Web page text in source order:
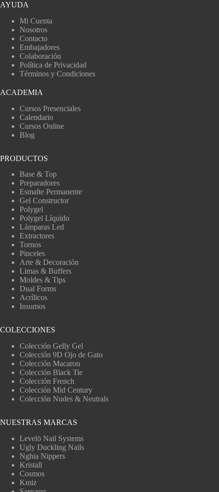
AYUDA
Mi Cuenta
Nosotros
Contacto
Embajadores
Colaboración
Política de Privacidad
Términos y Condiciones
ACADEMIA
Cursos Presenciales
Calendario
Cursos Online
Blog
PRODUCTOS
Base & Top
Preparadores
Esmalte Permanente
Gel Constructor
Polygel
Polygel Líquido
Lámparas Led
Extractores
Tornos
Pinceles
Arte & Decoración
Limas & Buffers
Moldes & Tips
Dual Forms
Acrílicos
Insumos
COLECCIONES
Colección Gelly Gel
Colección 9D Ojo de Gato
Colección Macaron
Colección Black Tie
Colección French
Colección Mid Century
Colección Nudes & Neutrals
NUESTRAS MARCAS
Levelō Nail Systems
Ugly Duckling Nails
Nghia Nippers
Kristall
Cosmos
Kmiz